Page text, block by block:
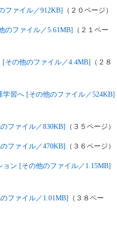
ファイル／912KB] （２０ページ）
のファイル／5.61MB]
（２１ペー
その他のファイル／4.4MB]
（２８
学習へ [その他のファイル／524KB]
ファイル／830KB] （３５ページ）
ファイル／470KB] （３６ページ）
ン [その他のファイル／1.15MB]
ファイル／1.01MB]
（３８ペー